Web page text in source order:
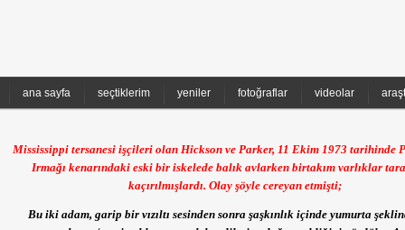
ana sayfa seçtiklerim yeniler fotoğraflar videolar
Mississippi tersanesi işçileri olan Hickson ve Parker, 11 Ekim 1973 tarihinde
Irmağı kenarındaki eski bir iskelede balık avlarken birtakım varlıklar
kaçırılmışlardı. Olay şöyle cereyan etmişti;
Bu iki adam, garip bir vızıltı sesinden sonra şaşkınlık içinde yumurta